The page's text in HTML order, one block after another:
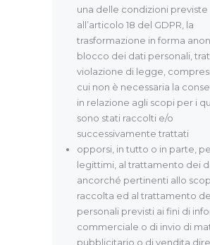
una delle condizioni previste
all’articolo 18 del GDPR, la
trasformazione in forma
blocco dei dati personali,
violazione di legge,
cui non è necessaria la
in relazione agli scopi per i
sono stati raccolti e/o
successivamente trattati
opporsi, in tutto o in parte,
legittimi, al trattamento dei
ancorché pertinenti allo
raccolta ed al trattamento
personali previsti ai fini di
commerciale o di invio di
pubblicitario o di vendita